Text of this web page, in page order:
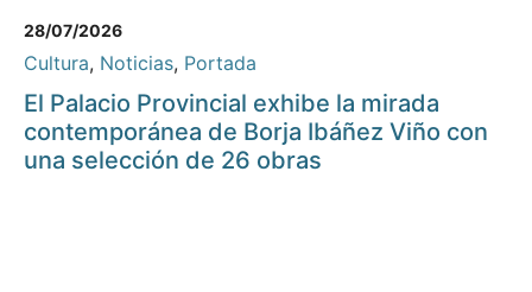
28/07/2026
Cultura, Noticias, Portada
El Palacio Provincial exhibe la mirada
contemporánea de Borja Ibáñez Viño con
una selección de 26 obras